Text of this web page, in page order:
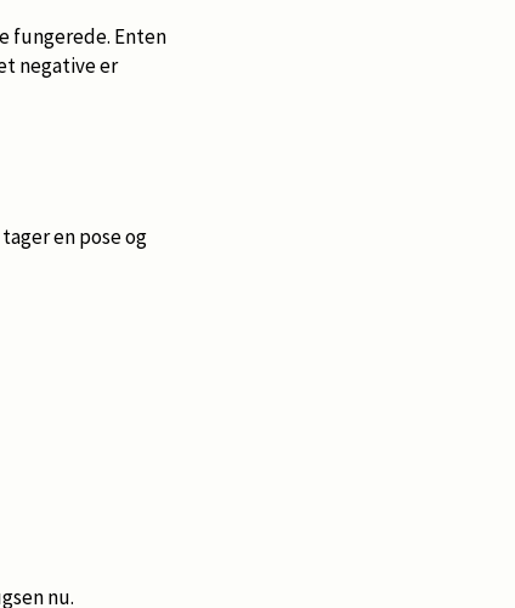
fungerede. Enten
negative er
en pose og
nu.